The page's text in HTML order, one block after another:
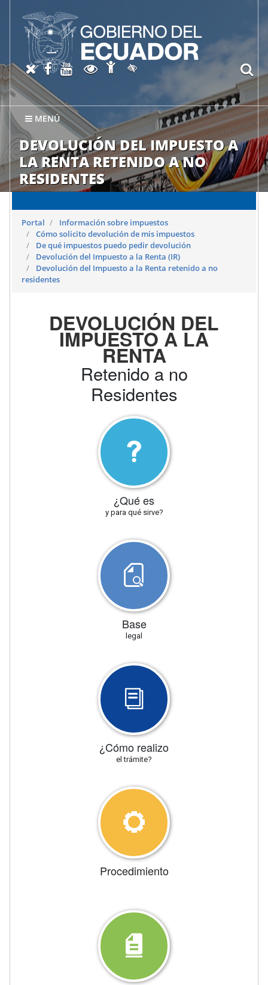
MENÚ
DEVOLUCIÓN DEL IMPUESTO A
LA RENTA RETENIDO A NO
RESIDENTES
X oficial del SRI
Facebook oficial SRI
Canal del SRI en YouTube
Abrir página de
Abrir página de
Activar/quitar contraste
Portal
Información sobre impuestos
Cómo solicito devolución de mis impuestos
De qué impuestos puedo pedir devolución
Devolución del Impuesto a la Renta (IR)
Devolución del Impuesto a la Renta retenido a no
residentes
DEVOLUCIÓN DEL
IMPUESTO A LA
RENTA
Retenido a no
Residentes
¿Qué es
y para qué sirve?
Base
legal
¿Cómo realizo
el trámite?
Procedimiento